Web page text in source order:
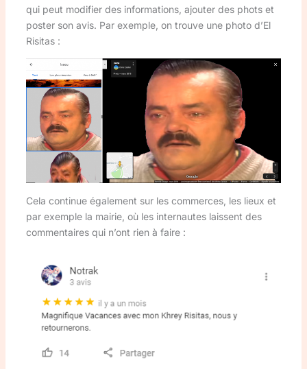
qui peut modifier des informations, ajouter des phots et
poster son avis. Par exemple, on trouve une photo d’El
Risitas :
Cela continue également sur les commerces, les lieux et
par exemple la mairie, où les internautes laissent des
commentaires qui n’ont rien à faire :